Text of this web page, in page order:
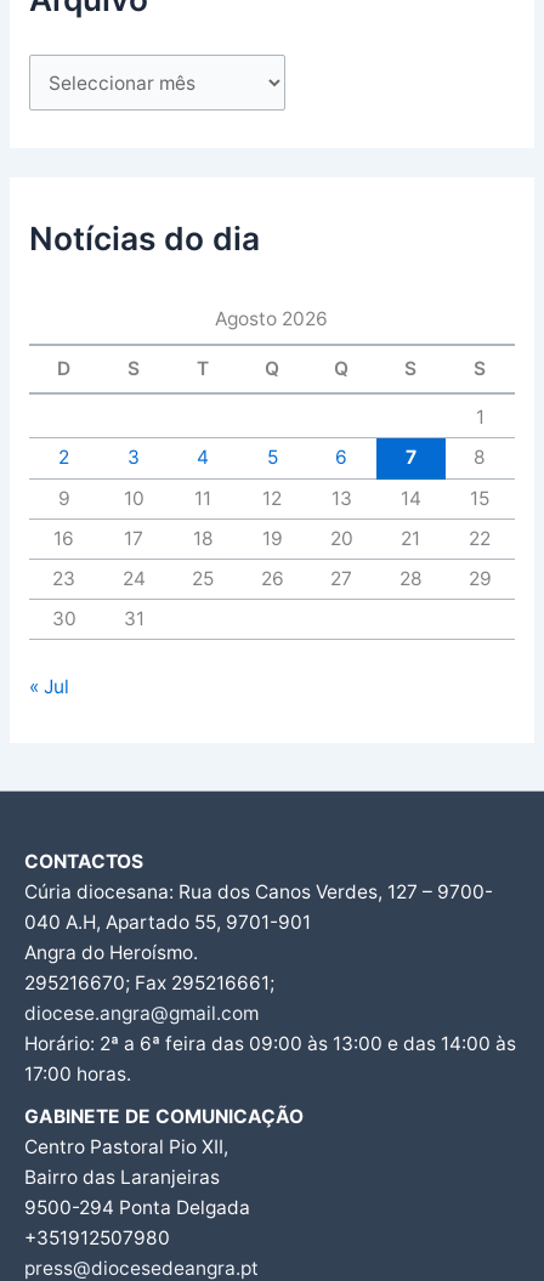
Notícias do dia
Agosto 2026
D S T Q Q S S
1
2
3 4 5 6 7
8
9
10 11 12 13 14
15
16
17 18 19 20 21
22
23
24 25 26 27 28
29
30
31
« Jul
CONTACTOS
Cúria diocesana: Rua dos Canos Verdes, 127 – 9700-
040 A.H, Apartado 55, 9701-901
Angra do Heroísmo.
295216670; Fax 295216661;
diocese.angra@gmail.com
Horário: 2ª a 6ª feira das 09:00 às 13:00 e das 14:00 às
17:00 horas.
GABINETE DE COMUNICAÇÃO
Centro Pastoral Pio XII,
Bairro das Laranjeiras
9500-294 Ponta Delgada
+351912507980
press@diocesedeangra.pt